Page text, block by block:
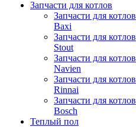
Запчасти для котлов
Запчасти для котлов
Baxi
Запчасти для котлов
Stout
Запчасти для котлов
Navien
Запчасти для котлов
Rinnai
Запчасти для котлов
Bosch
Теплый пол